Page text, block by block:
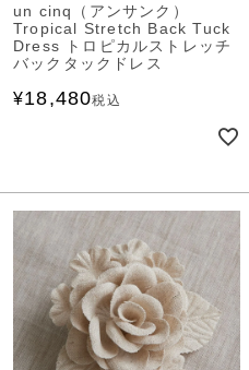
un cinq（アンサンク）
Tropical Stretch Back Tuck
Dress トロピカルストレッチ
バックタックドレス
¥18,480税込